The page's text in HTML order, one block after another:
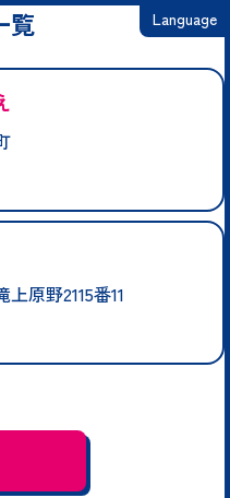
Language
한국어
覧
原野2115番11